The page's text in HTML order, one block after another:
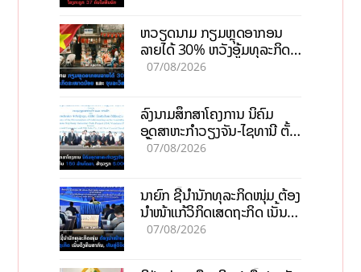
ຫວຽດນາມ ກຽມຫຼຸດອາກອນ
ລາຍໄດ້ 30% ຫວັງອູ້ມທຸລະກິດ
ຂະໜາດນ້ອຍ ແລະ ຈຸນລະ
07/08/2026
ລົງນາມສຶກສາໂຄງການ ນິຄົມ
ອຸດສາຫະກຳວຽງຈັນ-ໄຊທານີ ຕັ້ງ
ເປົ້າດຶງທຶນ 150 ລ້ານໂດລາ, ສ້າງ
07/08/2026
ນາຍົກ ຊີ້ນຳນັກທຸລະກິດໜຸ່ມ ຕ້ອງ
ນຳໜ້າແກ້ວິກິດເສດຖະກິດ ເນັ້ນດຶງ
ທຶນສາກົນ, ຫັນສູ່ດິຈິຕອນ
07/08/2026